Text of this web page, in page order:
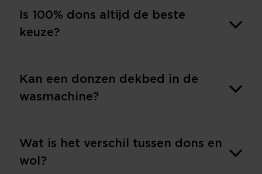
Is 100% dons altijd de beste
keuze?
Kan een donzen dekbed in de
wasmachine?
Wat is het verschil tussen dons en
wol?